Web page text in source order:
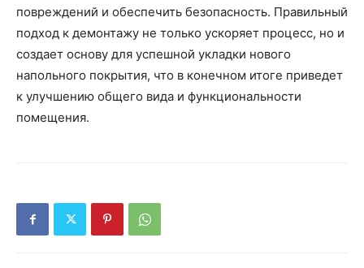
повреждений и обеспечить безопасность. Правильный
подход к демонтажу не только ускоряет процесс, но и
создает основу для успешной укладки нового
напольного покрытия, что в конечном итоге приведет
к улучшению общего вида и функциональности
помещения.